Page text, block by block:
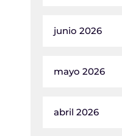
junio 2026
mayo 2026
abril 2026